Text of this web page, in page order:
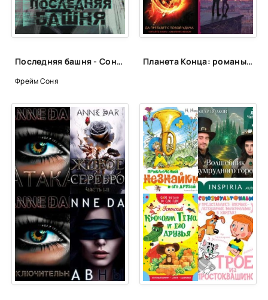
Последняя башня - Соня Фрейм
Фрейм Соня
Планета Конца: романы-катастрофы, пост-апокалипсис и антиутопии